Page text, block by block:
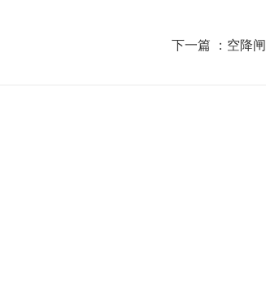
下一篇 ： 空降闸